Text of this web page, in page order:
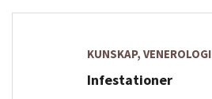
KUNSKAP, VENEROLOGI
Infestationer